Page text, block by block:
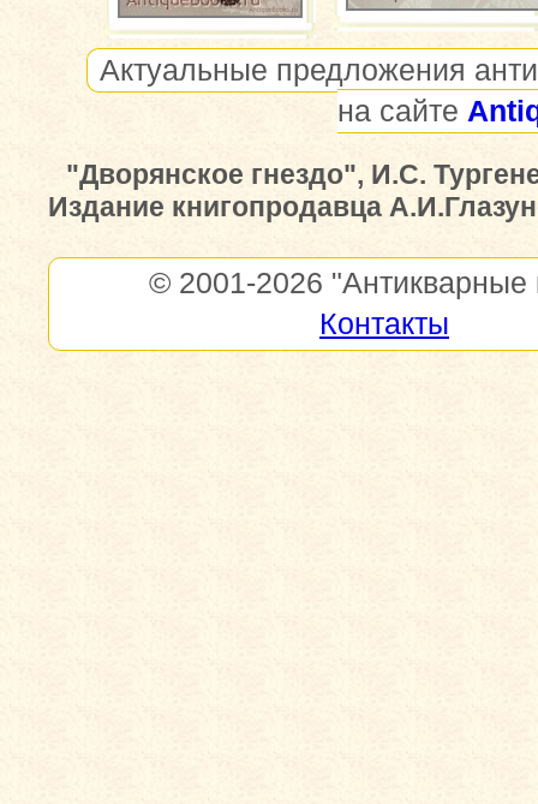
Актуальные предложения
на сайте
"Дворянское гнездо", И.С.
Издание книгопродавца
© 2001-2026 "Антикварные
Контакты